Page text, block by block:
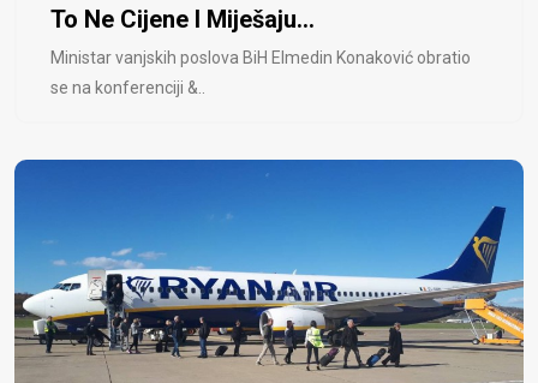
To Ne Cijene I Miješaju...
Ministar vanjskih poslova BiH Elmedin Konaković obratio
se na konferenciji &..